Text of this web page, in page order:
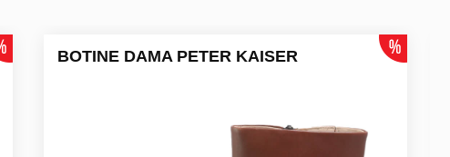
BOTINE DAMA PETER KAISER